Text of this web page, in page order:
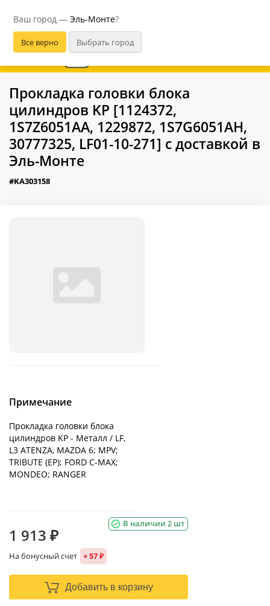
Ваш город — Эль-Монте?
В приложении удобнее
Прокладка головки блока
цилиндров KP [1124372,
1S7Z6051AA, 1229872, 1S7G6051AH,
30777325, LF01-10-271] с доставкой в
Эль-Монте
#KA303158
Примечание
Прокладка головки блока
цилиндров KP - Металл / LF,
L3 ATENZA, MAZDA 6; MPV;
TRIBUTE (EP); FORD C-MAX;
MONDEO; RANGER
В наличии 2 шт
1 913 ₽
На бонусный счет + 57 ₽
Добавить в корзину